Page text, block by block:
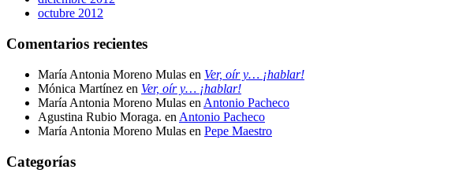
octubre 2012
Comentarios recientes
María Antonia Moreno Mulas en Ver, oír y… ¡hablar!
Mónica Martínez en Ver, oír y… ¡hablar!
María Antonia Moreno Mulas en Antonio Pacheco
Agustina Rubio Moraga. en Antonio Pacheco
María Antonia Moreno Mulas en Pepe Maestro
Categorías